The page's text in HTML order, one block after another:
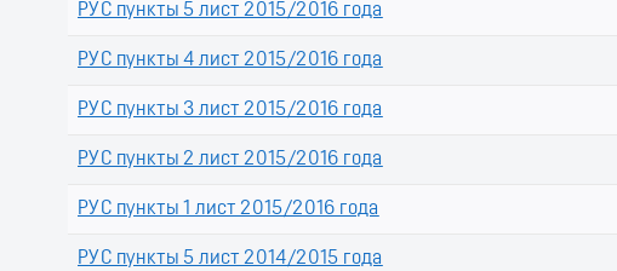
РУС пункты 5 лист 2015/2016 года
РУС пункты 4 лист 2015/2016 года
РУС пункты 3 лист 2015/2016 года
РУС пункты 2 лист 2015/2016 года
РУС пункты 1 лист 2015/2016 года
РУС пункты 5 лист 2014/2015 года